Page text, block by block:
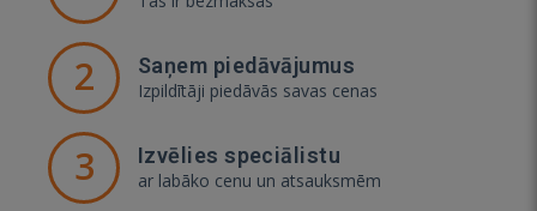
2 Saņem piedāvājumus
Izpildītāji piedāvās savas cenas
3 Izvēlies speciālistu
ar labāko cenu un atsauksmēm